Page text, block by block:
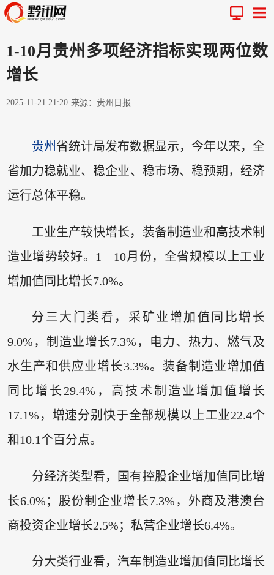
1-10月贵州多项经济指标实现两位数
增长
2025-11-21 21:20 来源：贵州日报
贵州 省统计局发布数据显示，今年以来，全
省加力稳就业、稳企业、稳市场、稳预期，经济
运行总体平稳。
工业生产较快增长，装备制造业和高技术制
造业增势较好。1—10月份，全省规模以上工业
增加值同比增长7.0%。
分三大门类看，采矿业增加值同比增长
9.0%，制造业增长7.3%，电力、热力、燃气及
水生产和供应业增长3.3%。装备制造业增加值
同比增长29.4%，高技术制造业增加值增长
17.1%，增速分别快于全部规模以上工业22.4个
和10.1个百分点。
分经济类型看，国有控股企业增加值同比增
长6.0%；股份制企业增长7.3%，外商及港澳台
商投资企业增长2.5%；私营企业增长6.4%。
分大类行业看，汽车制造业增加值同比增长